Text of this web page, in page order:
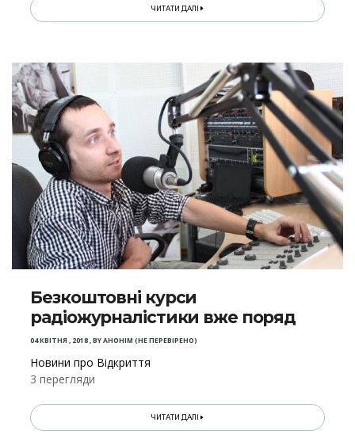
ЧИТАТИ ДАЛІ
Безкоштовні курси
радіожурналістики вже поряд
04 КВІТНЯ , 2018,BYАНОНІМ (НЕ ПЕРЕВІРЕНО)
Новини про Відкриття
3 перегляди
ЧИТАТИ ДАЛІ